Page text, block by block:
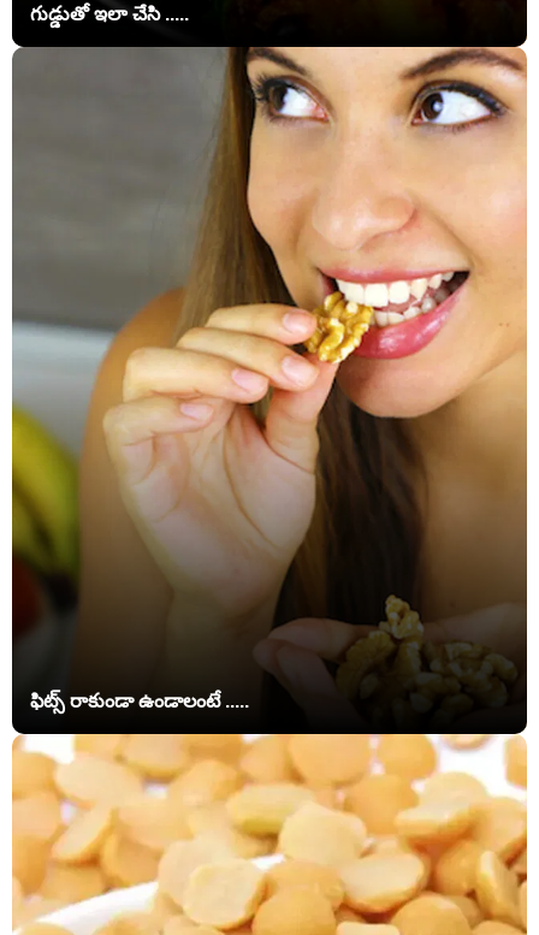
గుడ్డుతో ఇలా చేసి .....
ఫిట్స్ రాకుండా ఉండాలంటే .....